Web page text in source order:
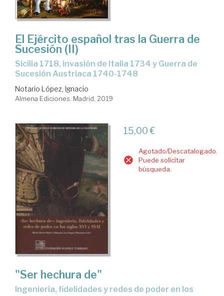
El Ejército español tras la Guerra de
Sucesión (II)
Sicilia 1718, invasión de Italia 1734 y Guerra de
Sucesión Austriaca 1740-1748
Notario López, Ignacio
Almena Ediciones. Madrid, 2019
15,00 €
Agotado/Descatalogado.
Puede solicitar
búsqueda.
"Ser hechura de"
ingeniería, fidelidades y redes de poder en los